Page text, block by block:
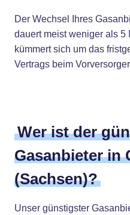
Der Wechsel Ihres
dauert meist weniger als 5
kümmert sich um das
Vertrags beim
Wer ist der
Gasanbieter in
(Sachsen)?
Unser günstigster